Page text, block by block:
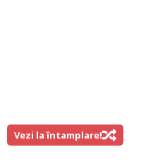
Vezi la întamplare!